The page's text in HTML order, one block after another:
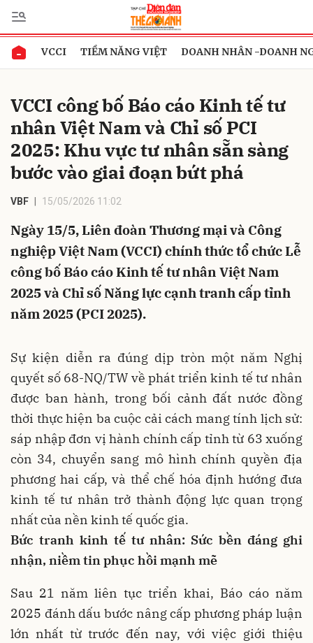
VCCI TIỀM NĂNG VIỆT DOANH NHÂN -DOANH
VCCI công bố Báo cáo Kinh tế tư
nhân Việt Nam và Chỉ số PCI
2025: Khu vực tư nhân sẵn sàng
bước vào giai đoạn bứt phá
VBF 15/05/2026 11:02
Ngày 15/5, Liên đoàn Thương mại và Công
nghiệp Việt Nam (VCCI) chính thức tổ chức Lễ
công bố Báo cáo Kinh tế tư nhân Việt Nam
2025 và Chỉ số Năng lực cạnh tranh cấp tỉnh
năm 2025 (PCI 2025).
Sự kiện diễn ra đúng dịp tròn một năm Nghị
quyết số 68-NQ/TW về phát triển kinh tế tư nhân
được ban hành, trong bối cảnh đất nước đồng
thời thực hiện ba cuộc cải cách mang tính lịch sử:
sáp nhập đơn vị hành chính cấp tỉnh từ 63 xuống
còn 34, chuyển sang mô hình chính quyền địa
phương hai cấp, và thể chế hóa định hướng đưa
kinh tế tư nhân trở thành động lực quan trọng
nhất của nền kinh tế quốc gia.
Bức tranh kinh tế tư nhân: Sức bền đáng ghi
nhận, niềm tin phục hồi mạnh mẽ
Sau 21 năm liên tục triển khai, Báo cáo năm
2025 đánh dấu bước nâng cấp phương pháp luận
lớn nhất từ trước đến nay, với việc giới thiệu
Gửi bình luận